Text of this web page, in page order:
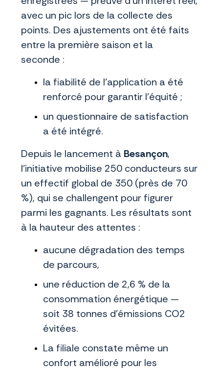
avec un pic lors de la collecte des
points. Des ajustements ont été faits
entre la première saison et la
seconde :
la fiabilité de l’application a été
renforcé pour garantir l’équité ;
un questionnaire de satisfaction
a été intégré.
Depuis le lancement à Besançon,
l’initiative mobilise 250 conducteurs sur
un effectif global de 350 (près de 70
%), qui se challengent pour figurer
parmi les gagnants. Les résultats sont
à la hauteur des attentes :
aucune dégradation des temps
de parcours,
une réduction de 2,6 % de la
consommation énergétique —
soit 38 tonnes d’émissions CO2
évitées.
La filiale constate même un
confort amélioré pour les